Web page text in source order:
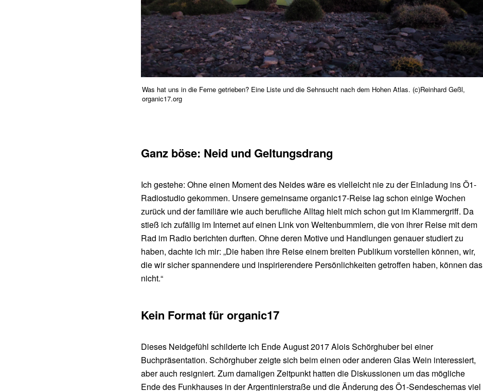
Was hat uns in die Ferne getrieben? Eine Liste und die Sehnsucht nach dem Hohen Atlas. (c)Reinhard Geßl,
organic17.org
Ganz böse: Neid und Geltungsdrang
Ich gestehe: Ohne einen Moment des Neides wäre es vielleicht nie zu der Einladung ins Ö1-
Radiostudio gekommen. Unsere gemeinsame organic17-Reise lag schon einige Wochen
zurück und der familiäre wie auch berufliche Alltag hielt mich schon gut im Klammergriff. Da
stieß ich zufällig im Internet auf einen Link von Weltenbummlern, die von ihrer Reise mit dem
Rad im Radio berichten durften. Ohne deren Motive und Handlungen genauer studiert zu
haben, dachte ich mir: „Die haben ihre Reise einem breiten Publikum vorstellen können, wir,
die wir sicher spannendere und inspirierendere Persönlichkeiten getroffen haben, können das
nicht.“
Kein Format für organic17
Dieses Neidgefühl schilderte ich Ende August 2017 Alois Schörghuber bei einer
Buchpräsentation. Schörghuber zeigte sich beim einen oder anderen Glas Wein interessiert,
aber auch resigniert. Zum damaligen Zeitpunkt hatten die Diskussionen um das mögliche
Ende des Funkhauses in der Argentinierstraße und die Änderung des Ö1-Sendeschemas viel